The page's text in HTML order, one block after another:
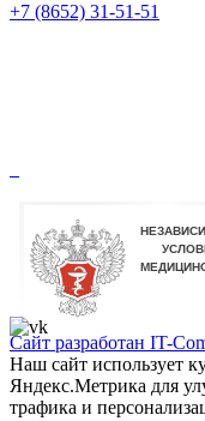
+7 (8652) 31-51-51
Сайт разработан IT-
Наш сайт использует
Яндекс.Метрика для
трафика и